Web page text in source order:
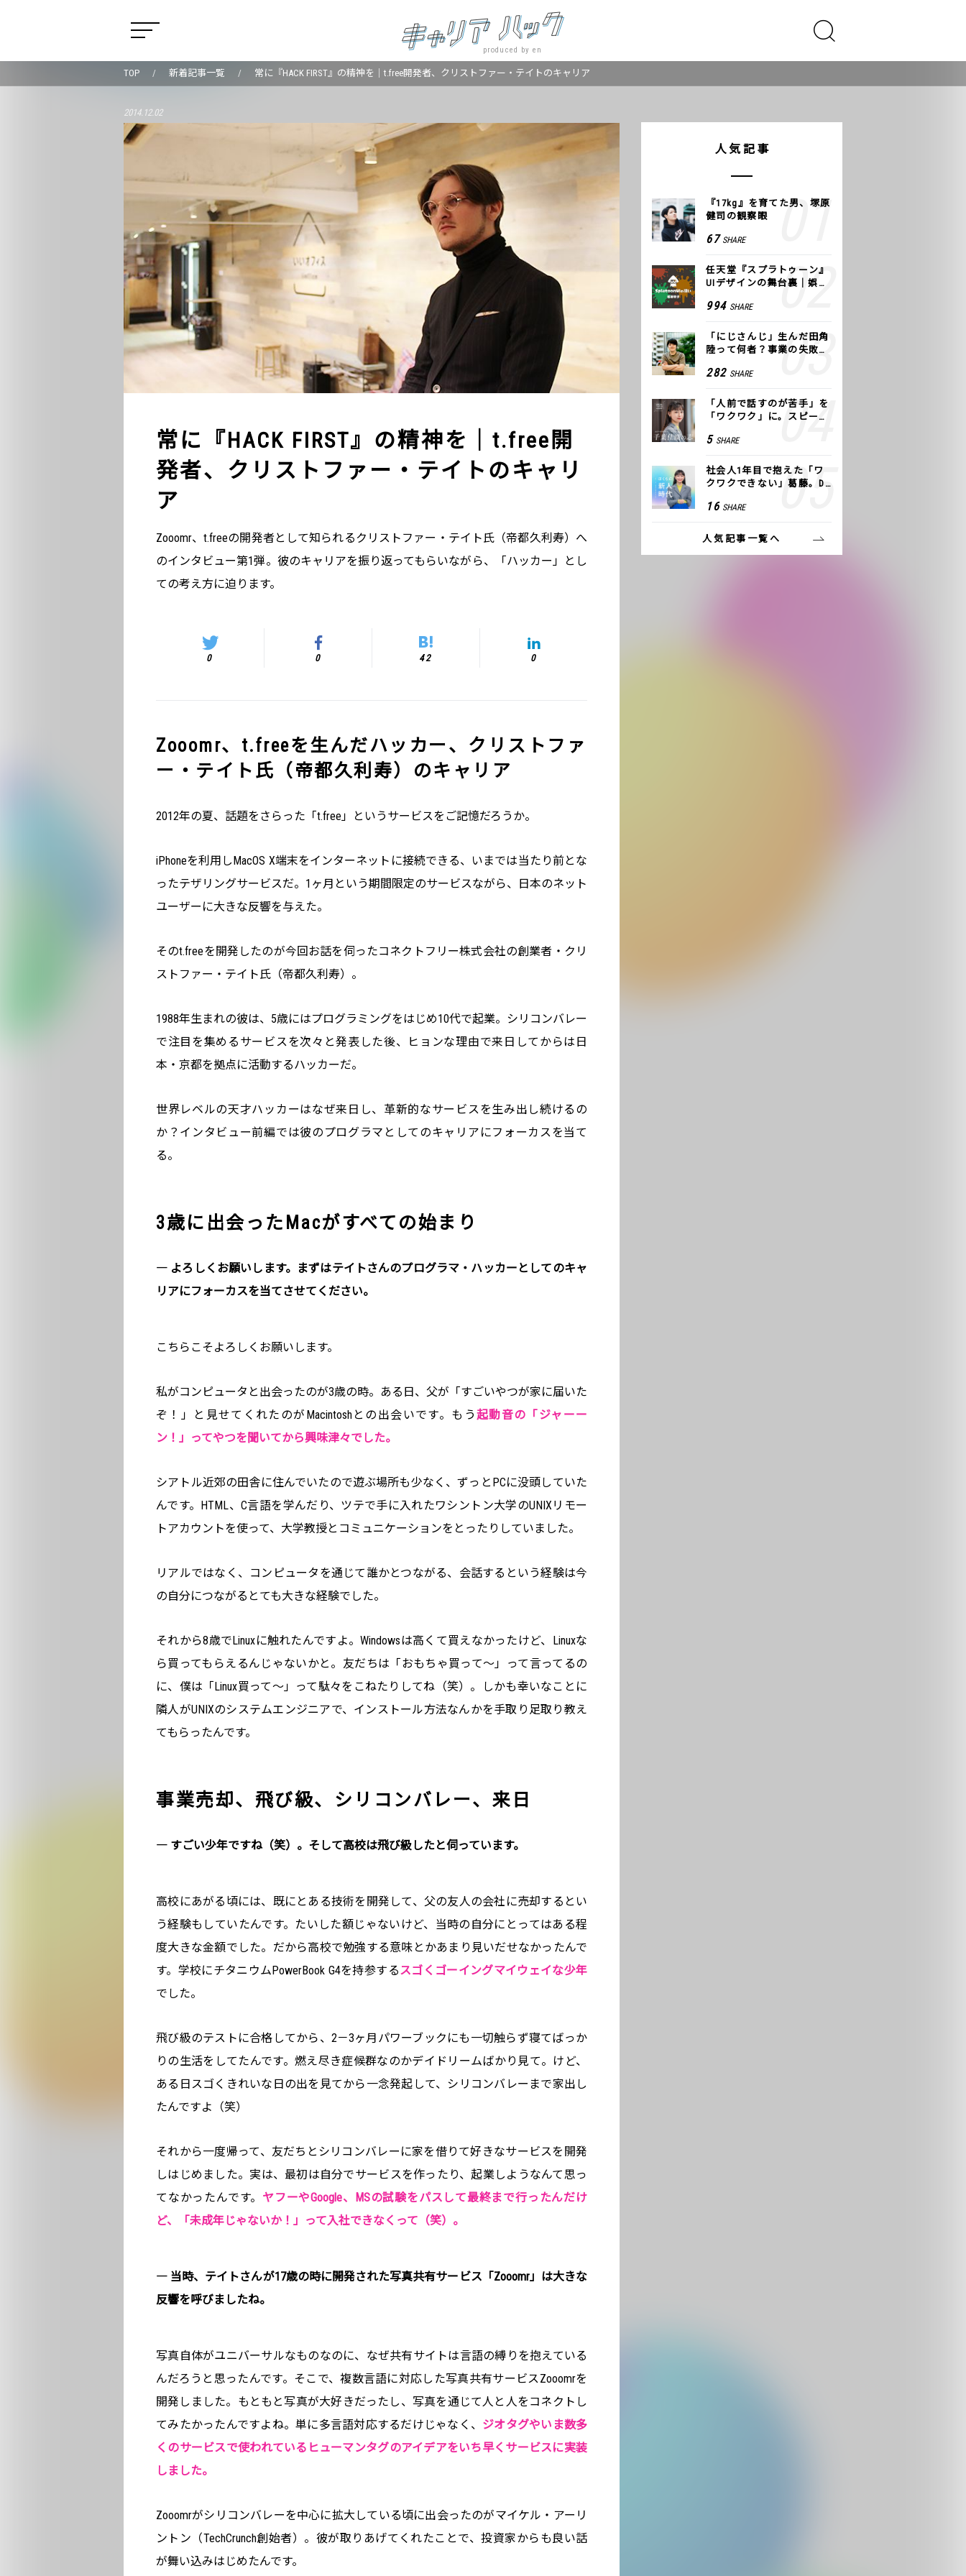
produced by en
TOP 新着記事一覧 常に『HACK FIRST』の精神を｜t.free開発者、クリストファー・テイトのキャリア
2014.12.02
常に『HACK FIRST』の精神を｜t.free開
発者、クリストファー・テイトのキャリ
ア
Zooomr、t.freeの開発者として知られるクリストファー・テイト氏（帝都久利寿）へ
のインタビュー第1弾。彼のキャリアを振り返ってもらいながら、「ハッカー」とし
ての考え方に迫ります。
0 0 42 0
Zooomr、t.freeを生んだハッカー、クリストファ
ー・テイト氏（帝都久利寿）のキャリア
2012年の夏、話題をさらった「t.free」というサービスをご記憶だろうか。
iPhoneを利用しMacOS X端末をインターネットに接続できる、いまでは当たり前とな
ったテザリングサービスだ。1ヶ月という期間限定のサービスながら、日本のネット
ユーザーに大きな反響を与えた。
そのt.freeを開発したのが今回お話を伺ったコネクトフリー株式会社の創業者・クリ
ストファー・テイト氏（帝都久利寿）。
1988年生まれの彼は、5歳にはプログラミングをはじめ10代で起業。シリコンバレー
で注目を集めるサービスを次々と発表した後、ヒョンな理由で来日してからは日
本・京都を拠点に活動するハッカーだ。
世界レベルの天才ハッカーはなぜ来日し、革新的なサービスを生み出し続けるの
か？インタビュー前編では彼のプログラマとしてのキャリアにフォーカスを当て
る。
3歳に出会ったMacがすべての始まり
― よろしくお願いします。まずはテイトさんのプログラマ・ハッカーとしてのキャ
リアにフォーカスを当てさせてください。
こちらこそよろしくお願いします。
私がコンピュータと出会ったのが3歳の時。ある日、父が「すごいやつが家に届いた
ぞ！」と見せてくれたのがMacintoshとの出会いです。もう 起動音の「ジャーー
ン！」ってやつを聞いてから興味津々でした。
シアトル近郊の田舎に住んでいたので遊ぶ場所も少なく、ずっとPCに没頭していた
んです。HTML、C言語を学んだり、ツテで手に入れたワシントン大学のUNIXリモー
トアカウントを使って、大学教授とコミュニケーションをとったりしていました。
リアルではなく、コンピュータを通じて誰かとつながる、会話するという経験は今
の自分につながるとても大きな経験でした。
それから8歳でLinuxに触れたんですよ。Windowsは高くて買えなかったけど、Linuxな
ら買ってもらえるんじゃないかと。友だちは「おもちゃ買って～」って言ってるの
に、僕は「Linux買って～」って駄々をこねたりしてね（笑）。しかも幸いなことに
隣人がUNIXのシステムエンジニアで、インストール方法なんかを手取り足取り教え
てもらったんです。
事業売却、飛び級、シリコンバレー、来日
― すごい少年ですね（笑）。そして高校は飛び級したと伺っています。
高校にあがる頃には、既にとある技術を開発して、父の友人の会社に売却するとい
う経験もしていたんです。たいした額じゃないけど、当時の自分にとってはある程
度大きな金額でした。だから高校で勉強する意味とかあまり見いだせなかったんで
す。学校にチタニウムPowerBook G4を持参するスゴくゴーイングマイウェイな少年
でした。
飛び級のテストに合格してから、2－3ヶ月パワーブックにも一切触らず寝てばっか
りの生活をしてたんです。燃え尽き症候群なのかデイドリームばかり見て。けど、
ある日スゴくきれいな日の出を見てから一念発起して、シリコンバレーまで家出し
たんですよ（笑）
それから一度帰って、友だちとシリコンバレーに家を借りて好きなサービスを開発
しはじめました。実は、最初は自分でサービスを作ったり、起業しようなんて思っ
てなかったんです。 ヤフーやGoogle、MSの試験をパスして最終まで行ったんだけ
ど、「未成年じゃないか！」って入社できなくって（笑）。
― 当時、テイトさんが17歳の時に開発された写真共有サービス「Zooomr」は大きな
反響を呼びましたね。
写真自体がユニバーサルなものなのに、なぜ共有サイトは言語の縛りを抱えている
んだろうと思ったんです。そこで、複数言語に対応した写真共有サービスZooomrを
開発しました。もともと写真が大好きだったし、写真を通じて人と人をコネクトし
てみたかったんですよね。単に多言語対応するだけじゃなく、 ジオタグやいま数多
くのサービスで使われているヒューマンタグのアイデアをいち早くサービスに実装
しました。
Zooomrがシリコンバレーを中心に拡大している頃に出会ったのがマイケル・アーリ
ントン（TechCrunch創始者）。彼が取りあげてくれたことで、投資家からも良い話
が舞い込みはじめたんです。
人気記事
『17kg』を育てた男、塚原
健司の観察眼
67 SHARE
任天堂『スプラトゥーン』
UIデザインの舞台裏｜娯楽
994 SHARE
「にじさんじ」生んだ田角
陸って何者？事業の失敗
COLOR
282 SHARE
「人前で話すのが苦手」を
「ワクワク」に。スピーチ
方トレーニング」に込めた
5 SHARE
社会人1年目で抱えた「ワ
クワクできない」葛藤。De
つけた、私の生きる道
16 SHARE
人気記事一覧へ